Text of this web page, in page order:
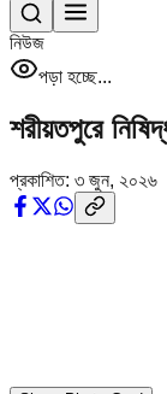
নিউজ
পড়া হচ্ছে...
শরীয়তপুরে
প্রকাশিত: ৩ জুন, ২০২৬